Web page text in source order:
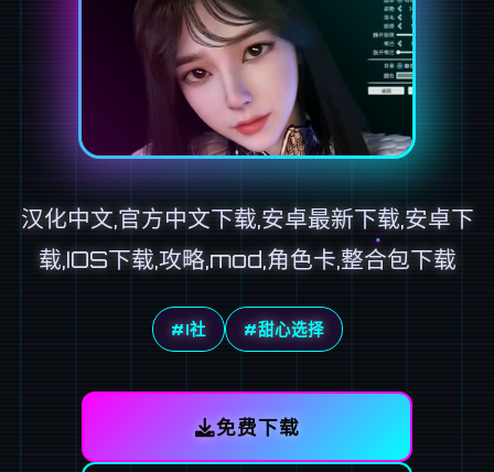
汉化中文,官方中文下载,安卓最新下载,安卓下
载,IOS下载,攻略,mod,角色卡,整合包下载
#I社 #甜心选择
免费下载